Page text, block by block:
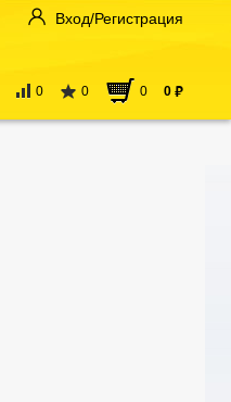
Вход/Регистрация
0 0 0 0 руб